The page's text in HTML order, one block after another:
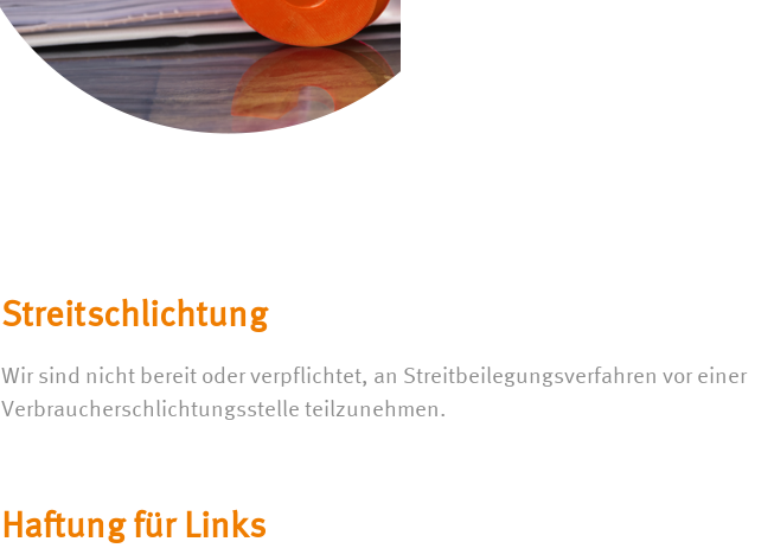
Streitschlichtung
Wir sind nicht bereit oder verpflichtet, an Streitbeilegungsverfahren vor einer
Verbraucherschlichtungsstelle teilzunehmen.
Haftung für Links